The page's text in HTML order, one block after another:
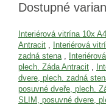
Dostupné
Interiérová vitrína 10x
Antracit ,
Interiérová
zadná stena ,
plech. Záda Antracit ,
dvere, plech. zadná
posuvné dveře, plech.
SLIM, posuvné dvere,